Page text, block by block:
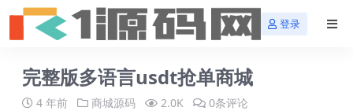
登录
完整版多语言usdt抢单商城
4 年前 商城源码 2.0K 0条评论